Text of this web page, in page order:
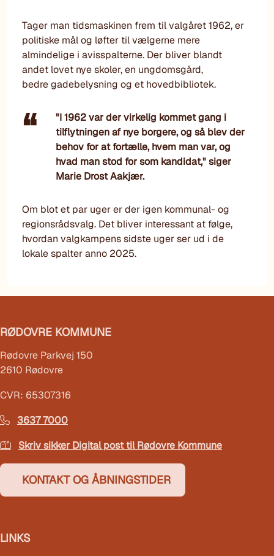
Tager man tidsmaskinen frem til valgåret 1962, er
politiske mål og løfter til vælgerne mere
almindelige i avisspalterne. Der bliver blandt
andet lovet nye skoler, en ungdomsgård,
bedre gadebelysning og et hovedbibliotek.
"I 1962 var der virkelig kommet gang i
tilflytningen af nye borgere, og så blev der
behov for at fortælle, hvem man var, og
hvad man stod for som kandidat," siger
Marie Drost Aakjær.
Om blot et par uger er der igen kommunal- og
regionsrådsvalg. Det bliver interessant at følge,
hvordan valgkampens sidste uger ser ud i de
lokale spalter anno 2025.
RØDOVRE KOMMUNE
Rødovre Parkvej 150
2610 Rødovre
CVR: 65307316
3637 7000
Skriv sikker Digital post til Rødovre Kommune
KONTAKT OG ÅBNINGSTIDER
LINKS